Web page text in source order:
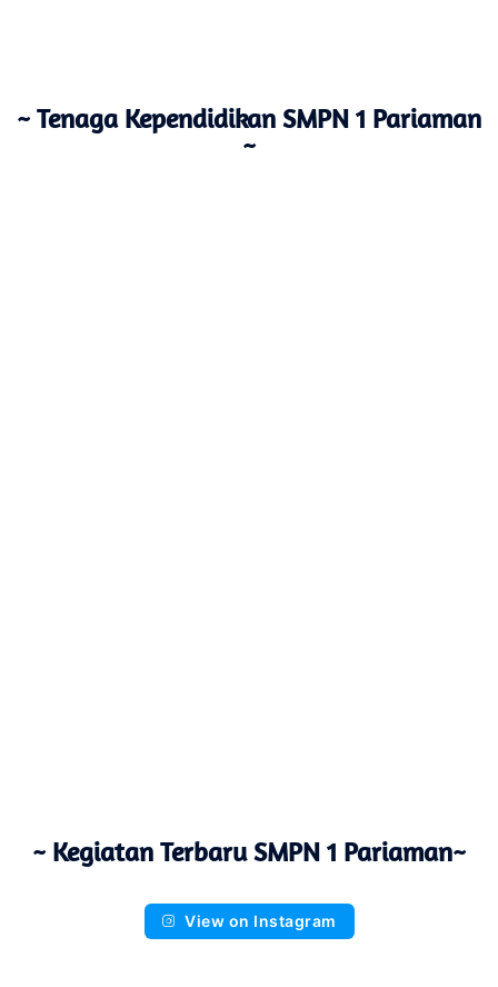
~ Tenaga Kependidikan SMPN 1 Pariaman
~
~ Kegiatan Terbaru SMPN 1 Pariaman~
View on Instagram